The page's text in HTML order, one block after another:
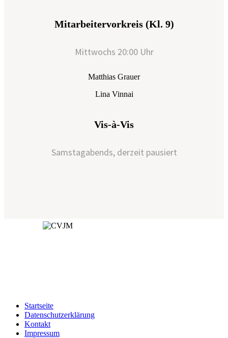
Mitarbeitervorkreis (Kl. 9)
Mittwochs 20:00 Uhr
Matthias Grauer
Lina Vinnai
Vis-à-Vis
Samstagabends, derzeit pausiert
Startseite
Datenschutzerklärung
Kontakt
Impressum